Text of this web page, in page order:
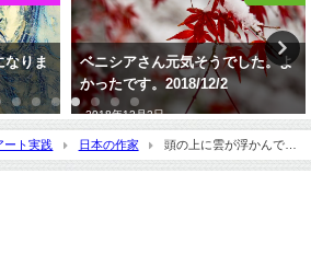
アさん元気そうでした。よ
です。2018/12/2
年12月2日
追悼 サヨウナ
2023年6月25日
ート実践 日本の作家
頭の上に雲が浮かんでい